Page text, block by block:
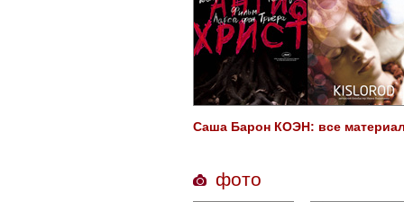
Саша Барон КОЭН: все
фото